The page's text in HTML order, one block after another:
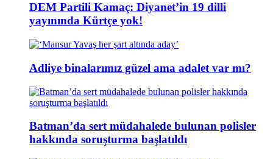
DEM Partili Kamaç: Diyanet’in 19 dilli
yayınında Kürtçe yok!
Adliye binalarımız güzel ama adalet var mı?
Batman’da sert müdahalede bulunan polisler
hakkında soruşturma başlatıldı